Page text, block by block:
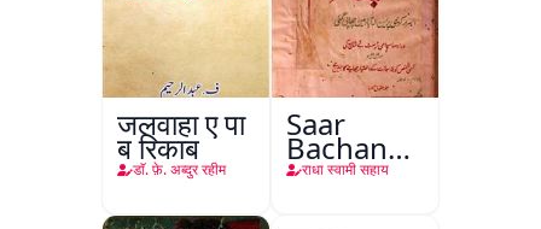
जलवाहा ए पा
ब रिकाब
डाॅ. फ़े. अब्दुर रहीम
Saar
Bachan
Nasr
राधा स्वामी सहाय